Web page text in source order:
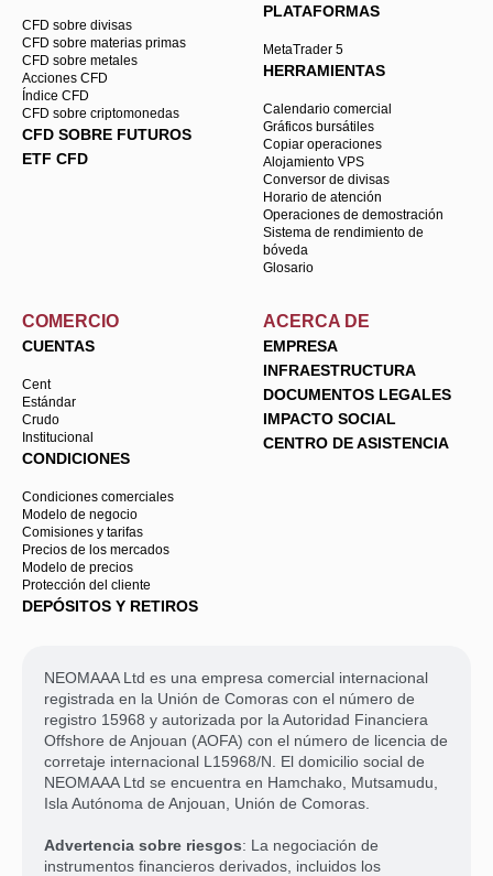
CFD sobre divisas
CFD sobre materias primas
CFD sobre metales
Acciones CFD
Índice CFD
CFD sobre criptomonedas
CFD SOBRE FUTUROS
ETF CFD
PLATAFORMAS
MetaTrader 5
HERRAMIENTAS
Calendario comercial
Gráficos bursátiles
Copiar operaciones
Alojamiento VPS
Conversor de divisas
Horario de atención
Operaciones de demostración
Sistema de rendimiento de
bóveda
Glosario
COMERCIO
CUENTAS
Cent
Estándar
Crudo
Institucional
CONDICIONES
Condiciones comerciales
Modelo de negocio
Comisiones y tarifas
Precios de los mercados
Modelo de precios
Protección del cliente
DEPÓSITOS Y RETIROS
ACERCA DE
EMPRESA
INFRAESTRUCTURA
DOCUMENTOS LEGALES
IMPACTO SOCIAL
CENTRO DE ASISTENCIA
NEOMAAA Ltd es una empresa comercial internacional
registrada en la Unión de Comoras con el número de
registro 15968 y autorizada por la Autoridad Financiera
Offshore de Anjouan (AOFA) con el número de licencia de
corretaje internacional L15968/N. El domicilio social de
NEOMAAA Ltd se encuentra en Hamchako, Mutsamudu,
Isla Autónoma de Anjouan, Unión de Comoras.
Advertencia sobre riesgos: La negociación de
instrumentos financieros derivados, incluidos los